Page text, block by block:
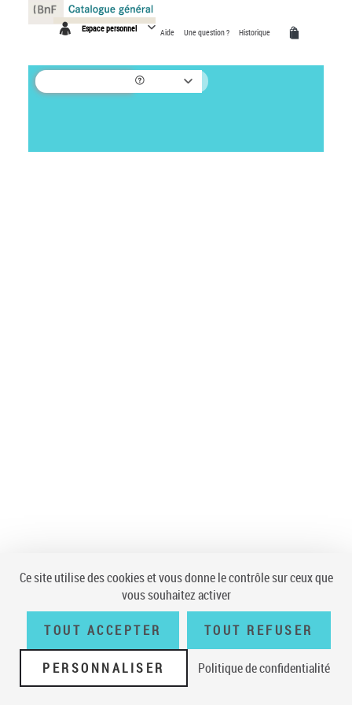
Espace personnel Aide Une question ? Historique
Panneau de gestion des cookies
Ce site utilise des cookies et vous donne le contrôle sur ceux que
vous souhaitez activer
TOUT ACCEPTER TOUT REFUSER
PERSONNALISER Politique de confidentialité